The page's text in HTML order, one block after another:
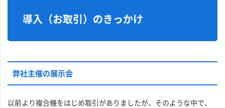
導入（お取引）のきっかけ
弊社主催の展示会
以前より複合機をはじめ取引がありましたが、そのような中で、